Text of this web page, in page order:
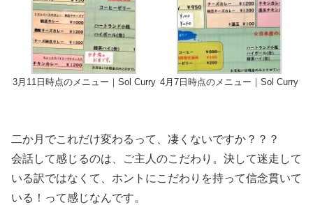
3月11日時点のメニュー｜Sol Curry 4月7日時点のメニュー｜Sol Curry
二か月でこれだけ変わるって、凄くないですか？？？
会話して感じるのは、ご主人のこだわり。決して迷走して
いる訳ではなくて、ホントにこだわりを持って信念貫いて
いる！って感じなんです。